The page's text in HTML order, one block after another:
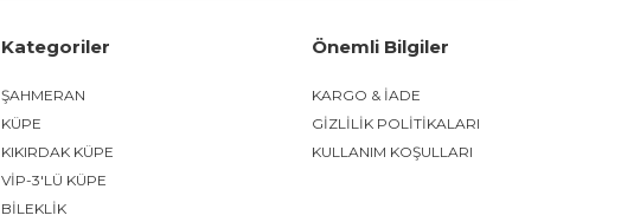
Kategoriler
ŞAHMERAN
KÜPE
KIKIRDAK KÜPE
VİP-3'LÜ KÜPE
BİLEKLİK
Önemli Bilgiler
KARGO & İADE
GİZLİLİK POLİTİKALARI
KULLANIM KOŞULLARI